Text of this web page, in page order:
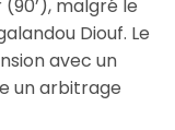
malgré le
Diouf. Le
avec un
un arbitrage